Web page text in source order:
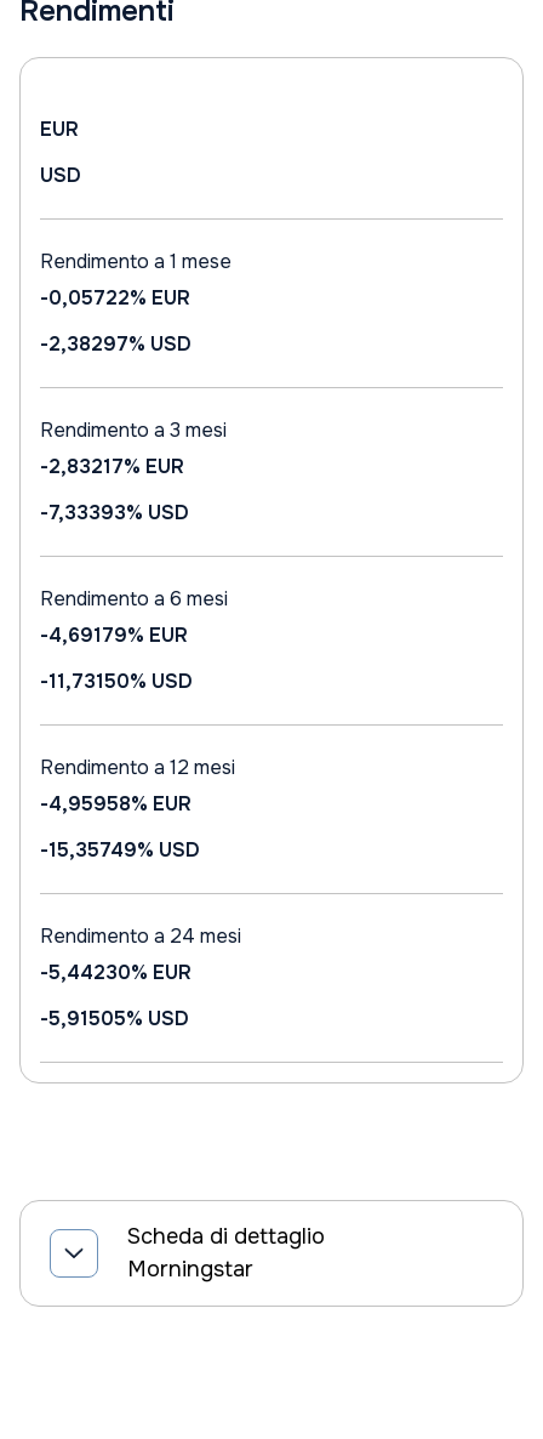
Rendimenti
EUR
USD
Rendimento a 1 mese
-0,05722% EUR
-2,38297% USD
Rendimento a 3 mesi
-2,83217% EUR
-7,33393% USD
Rendimento a 6 mesi
-4,69179% EUR
-11,73150% USD
Rendimento a 12 mesi
-4,95958% EUR
-15,35749% USD
Rendimento a 24 mesi
-5,44230% EUR
-5,91505% USD
Scheda di dettaglio
Morningstar